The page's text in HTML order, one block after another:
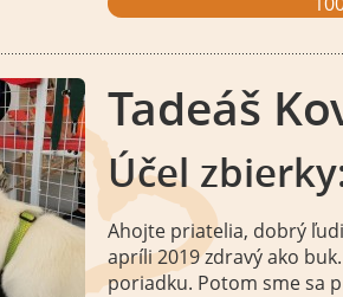
Tadeáš
Účel
Ahojte priatelia, dobrý
apríli 2019 zdravý ako
poriadku. Potom sme sa